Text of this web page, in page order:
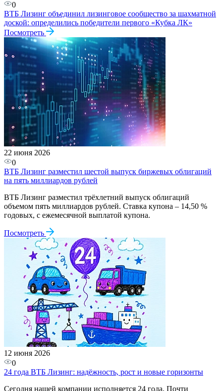
0
ВТБ Лизинг объединил лизинговое сообщество за шахматной
доской: определились победители первого «Кубка ЛК»
Посмотреть
22 июня 2026
0
ВТБ Лизинг разместил шестой выпуск биржевых облигаций
на пять миллиардов рублей
ВТБ Лизинг разместил трёхлетний выпуск облигаций
объемом пять миллиардов рублей. Ставка купона – 14,50 %
годовых, с ежемесячной выплатой купона.
Посмотреть
12 июня 2026
0
24 года ВТБ Лизинг: надёжность, рост и новые горизонты
Сегодня нашей компании исполняется 24 года. Почти